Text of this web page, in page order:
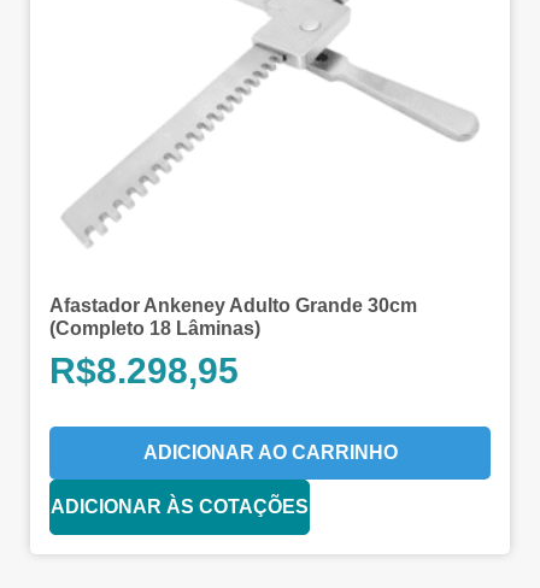
Afastador Ankeney Adulto Grande 30cm
(Completo 18 Lâminas)
R$8.298,95
ADICIONAR AO CARRINHO
ADICIONAR ÀS COTAÇÕES